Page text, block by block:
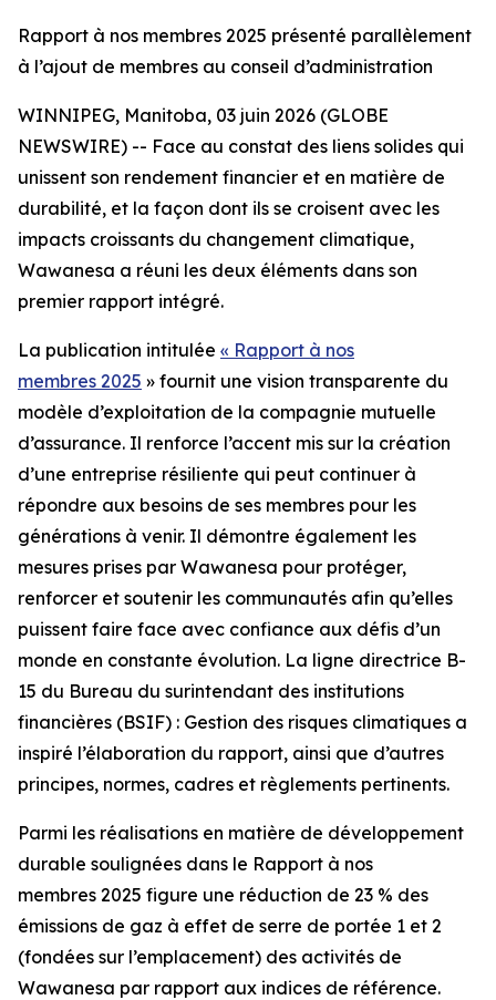
Rapport à nos membres 2025 présenté parallèlement
à l’ajout de membres au conseil d’administration
WINNIPEG, Manitoba, 03 juin 2026 (GLOBE
NEWSWIRE) -- Face au constat des liens solides qui
unissent son rendement financier et en matière de
durabilité, et la façon dont ils se croisent avec les
impacts croissants du changement climatique,
Wawanesa a réuni les deux éléments dans son
premier rapport intégré.
La publication intitulée « Rapport à nos
membres 2025 » fournit une vision transparente du
modèle d’exploitation de la compagnie mutuelle
d’assurance. Il renforce l’accent mis sur la création
d’une entreprise résiliente qui peut continuer à
répondre aux besoins de ses membres pour les
générations à venir. Il démontre également les
mesures prises par Wawanesa pour protéger,
renforcer et soutenir les communautés afin qu’elles
puissent faire face avec confiance aux défis d’un
monde en constante évolution. La ligne directrice B-
15 du Bureau du surintendant des institutions
financières (BSIF) : Gestion des risques climatiques a
inspiré l’élaboration du rapport, ainsi que d’autres
principes, normes, cadres et règlements pertinents.
Parmi les réalisations en matière de développement
durable soulignées dans le Rapport à nos
membres 2025 figure une réduction de 23 % des
émissions de gaz à effet de serre de portée 1 et 2
(fondées sur l’emplacement) des activités de
Wawanesa par rapport aux indices de référence.